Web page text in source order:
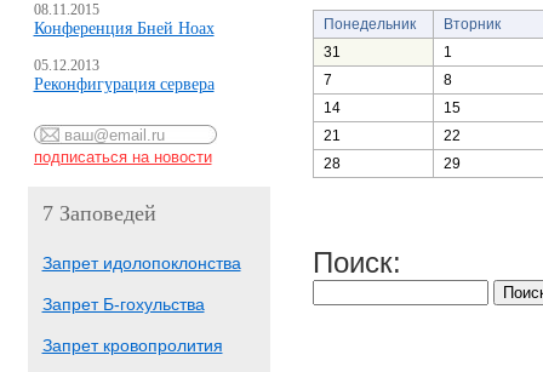
08.11.2015
Конференция Бней Ноах
05.12.2013
Реконфигурация сервера
7 Заповедей
Запрет идолопоклонства
Запрет Б-гохульства
Запрет кровопролития
Понедельник
Вторник
31
1
7
8
14
15
21
22
28
29
Поиск: